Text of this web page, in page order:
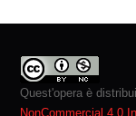
Quest'opera è
NonCommercial 4.0